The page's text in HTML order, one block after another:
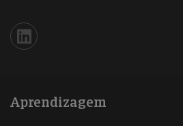
Iberinform en Linkedin
Aprendizagem